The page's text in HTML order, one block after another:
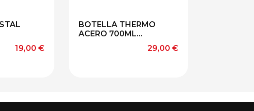
Precio
19,00 €
BOTELLA THERMO
ACERO 700ML...
Precio
29,00 €